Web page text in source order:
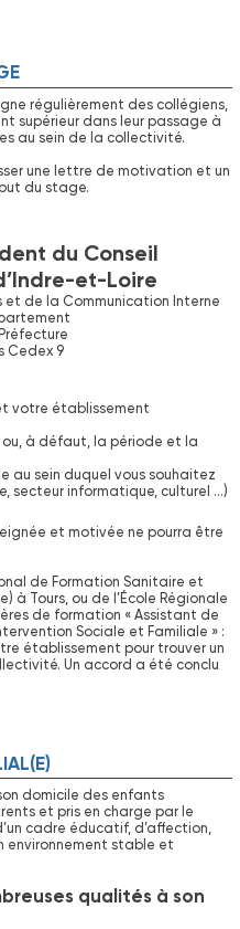
régulièrement des collégiens,
supérieur dans leur passage à
au sein de la collectivité.
une lettre de motivation et un
du stage.
du Conseil
et-Loire
et de la Communication Interne
Cedex 9
votre établissement
à défaut, la période et la
au sein duquel vous souhaitez
secteur informatique, culturel …)
et motivée ne pourra être
de Formation Sanitaire et
à Tours, ou de l’École Régionale
de formation « Assistant de
Sociale et Familiale » :
établissement pour trouver un
Un accord a été conclu
domicile des enfants
et pris en charge par le
cadre éducatif, d’affection,
environnement stable et
qualités à son